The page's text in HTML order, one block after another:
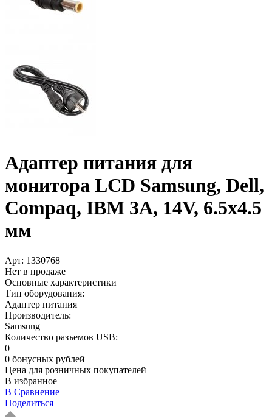
Адаптер питания для
монитора LCD Samsung, Dell,
Compaq, IBM 3A, 14V, 6.5х4.5
мм
Арт: 1330768
Нет в продаже
Основные характеристики
Тип оборудования:
Адаптер питания
Производитель:
Samsung
Количество разъемов USB:
0
0 бонусных рублей
Цена для розничных покупателей
В избранное
В Сравнение
Поделиться